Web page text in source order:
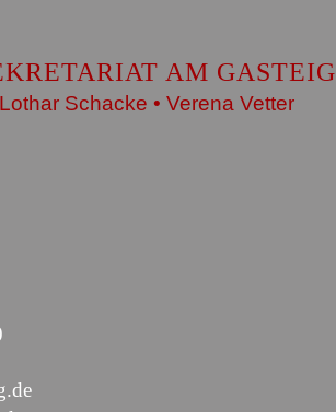
AM GASTEIG
Schacke • Verena Vetter